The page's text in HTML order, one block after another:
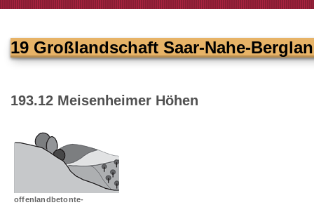
Landschaftsleitbilder
Großlandschaften
Landschaftsräume
19 Großlandschaft Saar-Nahe-
193.12 Meisenheimer Höhen
offenlandbetonte-